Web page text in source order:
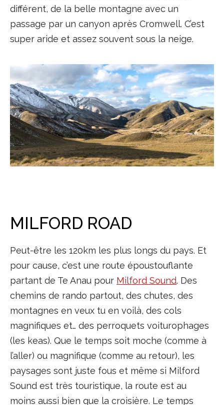
différent, de la belle montagne avec un
passage par un canyon après Cromwell. C’est
super aride et assez souvent sous la neige.
MILFORD ROAD
Peut-être les 120km les plus longs du pays. Et
pour cause, c’est une route époustouflante
partant de Te Anau pour Milford Sound. Des
chemins de rando partout, des chutes, des
montagnes en veux tu en voilà, des cols
magnifiques et… des perroquets voiturophages
(les keas). Que le temps soit moche (comme à
l’aller) ou magnifique (comme au retour), les
paysages sont juste fous et même si Milford
Sound est très touristique, la route est au
moins aussi bien que la croisière. Le temps